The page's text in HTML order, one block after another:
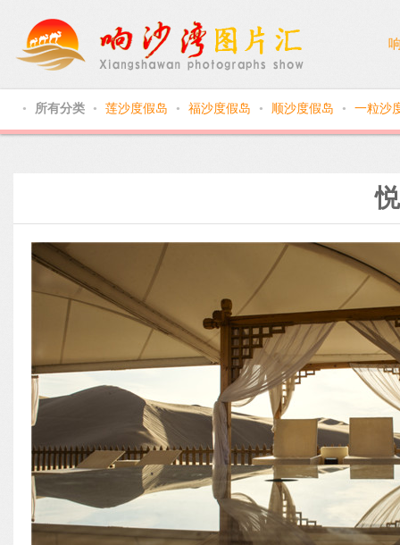
● 所有分类 ● 莲沙度假岛 ● 福沙度假岛 ● 顺沙度假岛 ● 一粒沙